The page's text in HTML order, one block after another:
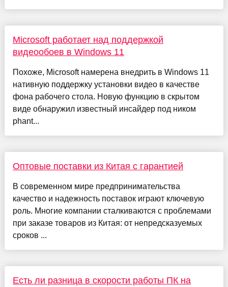
Microsoft работает над поддержкой
видеообоев в Windows 11
Похоже, Microsoft намерена внедрить в Windows 11
нативную поддержку установки видео в качестве
фона рабочего стола. Новую функцию в скрытом
виде обнаружил известный инсайдер под ником
phant...
Оптовые поставки из Китая с гарантией
В современном мире предпринимательства
качество и надежность поставок играют ключевую
роль. Многие компании сталкиваются с проблемами
при заказе товаров из Китая: от непредсказуемых
сроков ...
Есть ли разница в скорости работы ПК на